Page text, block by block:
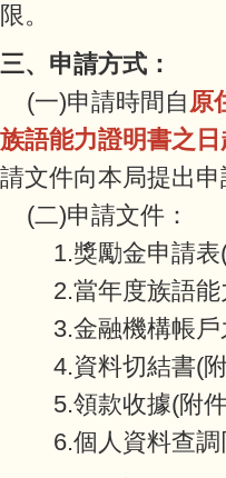
限。
三、申請方式：
(一)申請時間自原
族語能力證明書之
請文件向本局提出申
(二)申請文件：
1.獎勵金申請表(
2.當年度族語能
3.金融機構帳戶
4.資料切結書(附
5.領款收據(附件
6.個人資料查調